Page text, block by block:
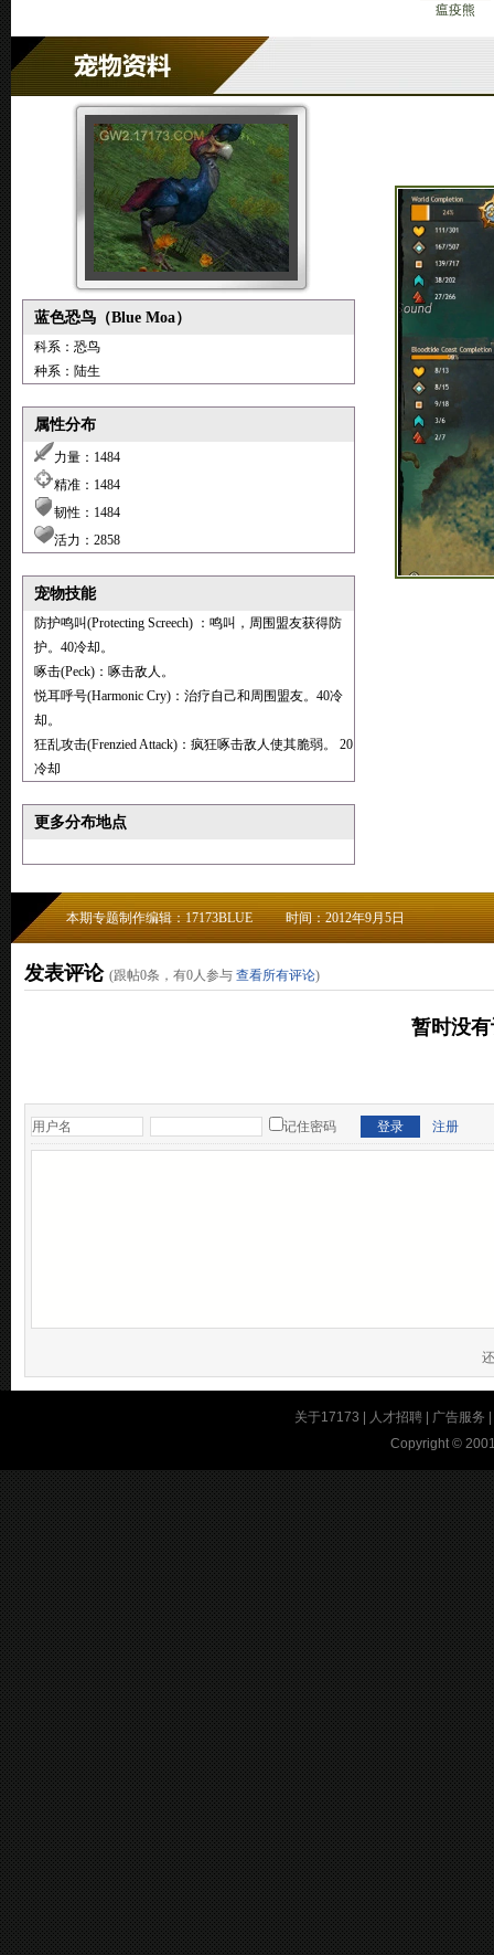
瘟疫熊
蓝色恐鸟（Blue Moa）
科系：恐鸟
种系：陆生
属性分布
力量：1484
精准：1484
韧性：1484
活力：2858
宠物技能
防护鸣叫(Protecting Screech) ：鸣叫，周围盟友获得防
护。40冷却。
啄击(Peck)：啄击敌人。
悦耳呼号(Harmonic Cry)：治疗自己和周围盟友。40冷
却。
狂乱攻击(Frenzied Attack)：疯狂啄击敌人使其脆弱。 20
冷却
更多分布地点
本期专题制作编辑：17173BLUE 时间：2012年9月5日
发表评论 (跟帖0条，有0人参与 查看所有评论)
暂时没
记住密码 注册
关于17173 人才招聘 广告服务
Copyright ©